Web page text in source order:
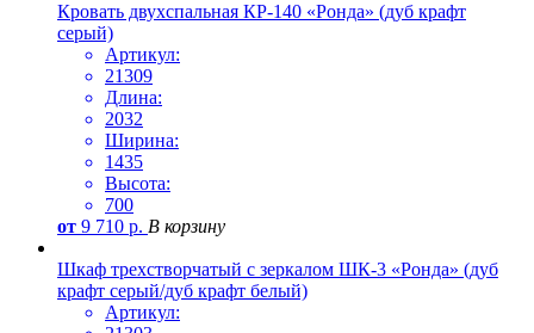
Кровать двухспальная КР-140 «Ронда» (дуб крафт
серый)
Артикул:
21309
Длина:
2032
Ширина:
1435
Высота:
700
от 9 710 р. В корзину
Шкаф трехстворчатый с зеркалом ШК-3 «Ронда» (дуб
крафт серый/дуб крафт белый)
Артикул: